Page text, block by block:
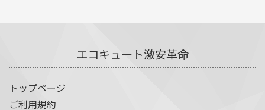
エコキュート激安革命
トップページ
ご利用規約